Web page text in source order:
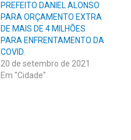
PREFEITO DANIEL ALONSO
PARA ORÇAMENTO EXTRA
DE MAIS DE 4 MILHÕES
PARA ENFRENTAMENTO DA
COVID.
20 de setembro de 2021
Em "Cidade"